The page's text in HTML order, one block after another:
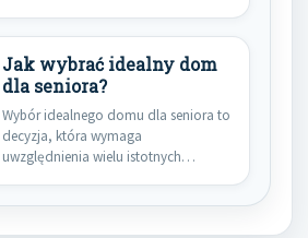
Jak wybrać idealny dom
dla seniora?
Wybór idealnego domu dla seniora to
decyzja, która wymaga
uwzględnienia wielu istotnych